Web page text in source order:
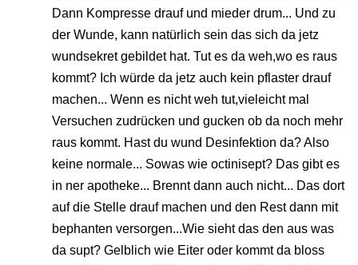
Dann Kompresse drauf und mieder drum... Und zu
der Wunde, kann natürlich sein das sich da jetz
wundsekret gebildet hat. Tut es da weh,wo es raus
kommt? Ich würde da jetz auch kein pflaster drauf
machen... Wenn es nicht weh tut,vieleicht mal
Versuchen zudrücken und gucken ob da noch mehr
raus kommt. Hast du wund Desinfektion da? Also
keine normale... Sowas wie octinisept? Das gibt es
in ner apotheke... Brennt dann auch nicht... Das dort
auf die Stelle drauf machen und den Rest dann mit
bephanten versorgen...Wie sieht das den aus was
da supt? Gelblich wie Eiter oder kommt da bloss